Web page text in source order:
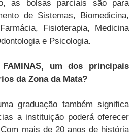
as bolsas parciais são para
de Sistemas, Biomedicina,
Fisioterapia, Medicina
e Psicologia.
um dos principais
da Zona da Mata?
graduação também significa
a instituição poderá oferecer
mais de 20 anos de história